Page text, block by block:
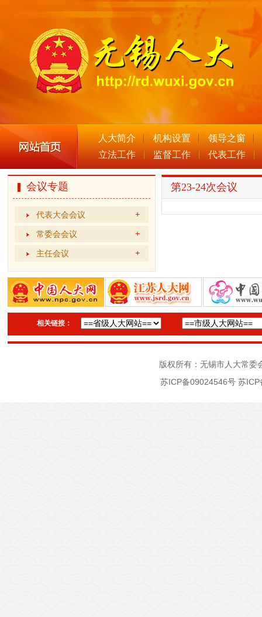
人大简介 机构设置
领导之窗
立法工作
监督工作 代表工作
会议专题
代表大会会议
常委会会议
主任会议
第23-24次会议
相关链接：
版权所有：无锡市人大常
苏ICP备09024546号 苏ICP